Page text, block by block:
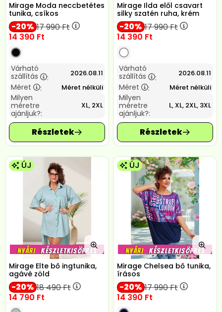
Mirage Moda neccbetétes
tunika, csíkos
20 17 990Ft
14 390 Ft
Várható
szállítás
: 2026.08.11
Méret : Méret nélküli
Milyen
méretre
ajánljuk?:
XL, 2XL
Mirage Ilda elől csavart
silky szatén ruha, krém
20 17 990Ft
14 390 Ft
Várható
szállítás
: 2026.08.11
Méret : Méret nélküli
Milyen
méretre
ajánljuk?:
L, XL, 2XL, 3XL
ÚJ
Mirage Elte bő ingtunika,
agávé zöld
20 18 490Ft
14 790 Ft
ÚJ
Mirage Chelsea bő tunika,
írásos
20 17 990Ft
14 390 Ft